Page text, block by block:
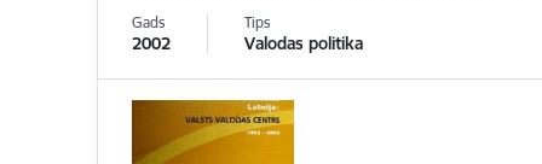
Gads
2002
Tips
Valodas politika